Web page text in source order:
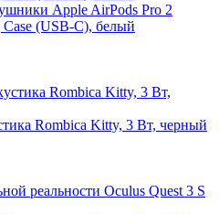
Apple AirPods Pro 2
(USB-C), белый
Rombica Kitty, 3 Вт, черный